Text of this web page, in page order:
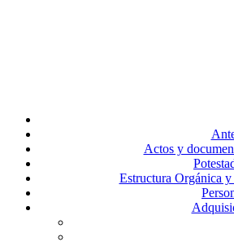
Actos y
Estructura Orgánica